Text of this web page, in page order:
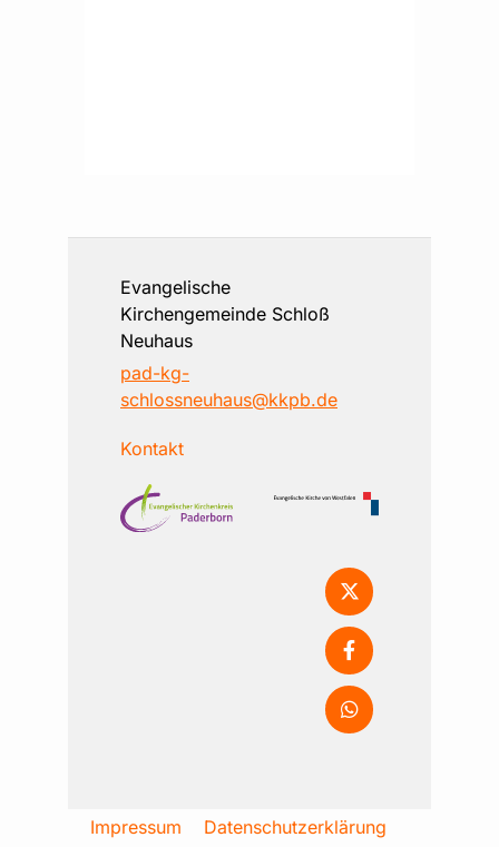
Evangelische
Kirchengemeinde Schloß
Neuhaus
pad-kg-
schlossneuhaus@kkpb.de
Kontakt
Impressum Datenschutzerklärung